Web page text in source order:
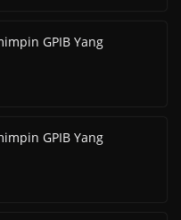
GPIB Yang
GPIB Yang